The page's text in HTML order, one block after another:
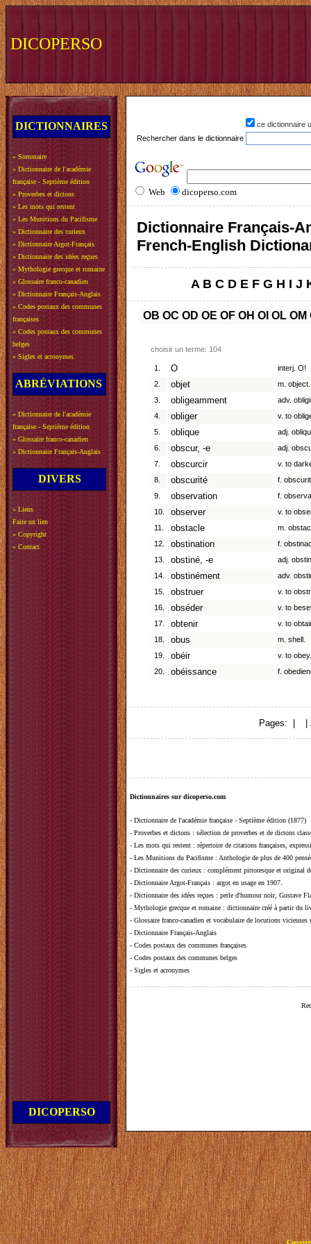
DICOPERSO
DICTIONNAIRES
» Sommaire
» Dictionnaire de l'académie
française - Septième édition
» Proverbes et dictons
» Les mots qui restent
» Les Munitions du Pacifisme
» Dictionnaire des curieux
» Dictionnaire Argot-Français
» Dictionnaire des idées reçues
» Mythologie grecque et romaine
» Glossaire franco-canadien
» Dictionnaire Français-Anglais
» Codes postaux des communes
françaises
» Codes postaux des communes
belges
» Sigles et acronymes
ABRÉVIATIONS
» Dictionnaire de l'académie
française - Septième édition
» Glossaire franco-canadien
» Dictionnaire Français-Anglais
DIVERS
» Liens
Faire un lien
» Copyright
» Contact
DICOPERSO
ce dictionnaire
Rechercher dans le dictionnaire
Web dicoperso.com
Dictionnaire Français-
French-English
A B C D E F G H I J
OB OC OD OE OF OH OI OL OM
choisir un terme: 104
1. O
interj. O!
2.
objet
m. object.
3.
obligeamment
adv.
4.
obliger
v. to
5.
oblique
adj.
6.
obscur, -e
adj.
7.
obscurcir
v. to
8.
obscurité
f.
9.
observation
f.
10.
observer
v. to
11.
obstacle
m.
12.
obstination
f.
13.
obstiné, -e
adj.
14.
obstinément
adv.
15.
obstruer
v. to
16.
obséder
v. to
17.
obtenir
v. to
18.
obus
m. shell.
19.
obéir
v. to obey.
20.
obéissance f.
Pages: |
Dictionnaires sur dicoperso.com
- Dictionnaire de l'académie française - Septième édition (1877)
- Proverbes et dictons : sélection de proverbes et de dictons
- Les mots qui restent : répertoire de citations françaises,
- Les Munitions du Pacifisme : Anthologie de plus de 400
- Dictionnaire des curieux : complément pittoresque et original
- Dictionnaire Argot-Français : argot en usage en 1907.
- Dictionnaire des idées reçues : perle d'humour noir, Gustave
- Mythologie grecque et romaine : dictionnaire créé à partir du
- Glossaire franco-canadien et vocabulaire de locutions vicieuses
- Dictionnaire Français-Anglais
- Codes postaux des communes françaises
- Codes postaux des communes belges
- Sigles et acronymes